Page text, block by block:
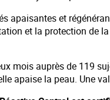
apaisantes et
et la protection de
mois auprès de 119
apaise la peau. Une